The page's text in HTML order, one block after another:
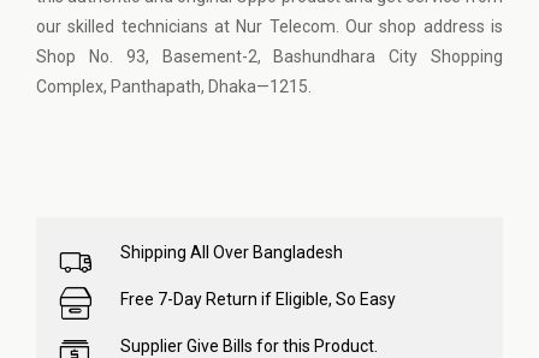
our skilled technicians at Nur Telecom. Our shop address is
Shop No. 93, Basement-2, Bashundhara City Shopping
Complex, Panthapath, Dhaka—1215.
Shipping All Over Bangladesh
Free 7-Day Return if Eligible, So Easy
Supplier Give Bills for this Product.